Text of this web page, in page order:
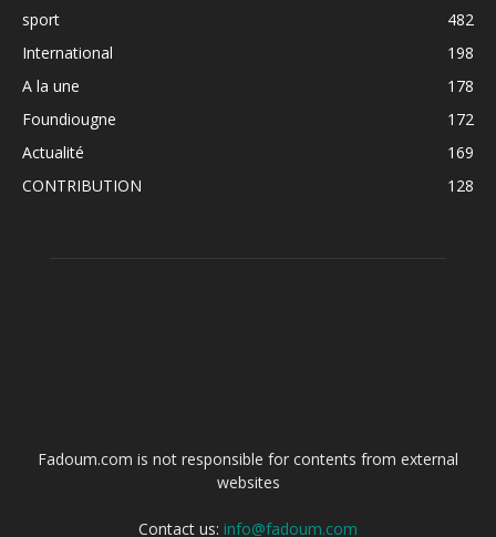
sport
482
International
198
A la une
178
Foundiougne
172
Actualité
169
CONTRIBUTION
128
Fadoum.com is not responsible for contents from external
websites
Contact us: info@fadoum.com